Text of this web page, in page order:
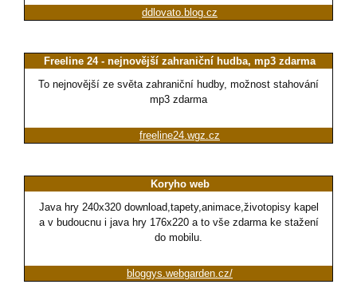
ddlovato.blog.cz
Freeline 24 - nejnovější zahraniční hudba, mp3 zdarma
To nejnovější ze světa zahraniční hudby, možnost stahování
mp3 zdarma
freeline24.wgz.cz
Koryho web
Java hry 240x320 download,tapety,animace,životopisy kapel
a v budoucnu i java hry 176x220 a to vše zdarma ke stažení
do mobilu.
bloggys.webgarden.cz/